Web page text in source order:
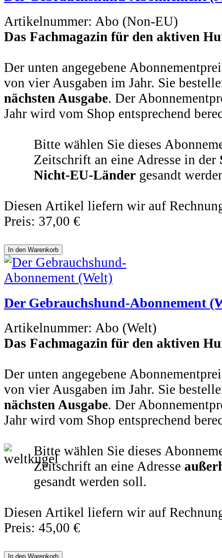
Artikelnummer: Abo (Non-EU)
Das Fachmagazin für den aktiven
Der unten angegebene
von vier Ausgaben im Jahr. Sie
nächsten Ausgabe. Der
Jahr wird vom Shop entsprechend
Bitte wählen Sie dieses
Zeitschrift an eine Adresse in der
Nicht-EU-Länder gesandt
Diesen Artikel liefern wir auf
Preis: 37,00 €
Der Gebrauchshund-Abonnement
Artikelnummer: Abo (Welt)
Das Fachmagazin für den aktiven
Der unten angegebene
von vier Ausgaben im Jahr. Sie
nächsten Ausgabe. Der
Jahr wird vom Shop entsprechend
Bitte wählen Sie dieses
Zeitschrift an eine Adresse
gesandt werden soll.
Diesen Artikel liefern wir auf
Preis: 45,00 €